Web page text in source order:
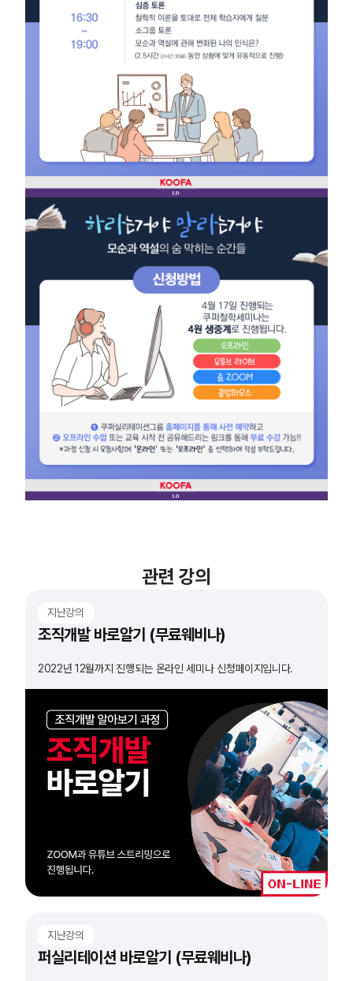
관련 강의
지난강의
조직개발 바로알기 (무료웨비나)
2022년 12월까지 진행되는 온라인 세미나 신청페이지입니다.
지난강의
퍼실리테이션 바로알기 (무료웨비나)